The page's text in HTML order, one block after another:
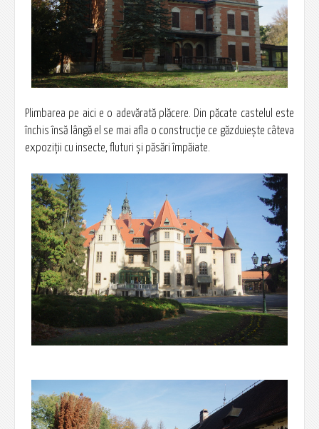
Plimbarea pe aici e o adevărată plăcere. Din păcate castelul este
închis însă lângă el se mai afla o construcţie ce găzduieşte câteva
expoziţii cu insecte, fluturi şi păsări împăiate.